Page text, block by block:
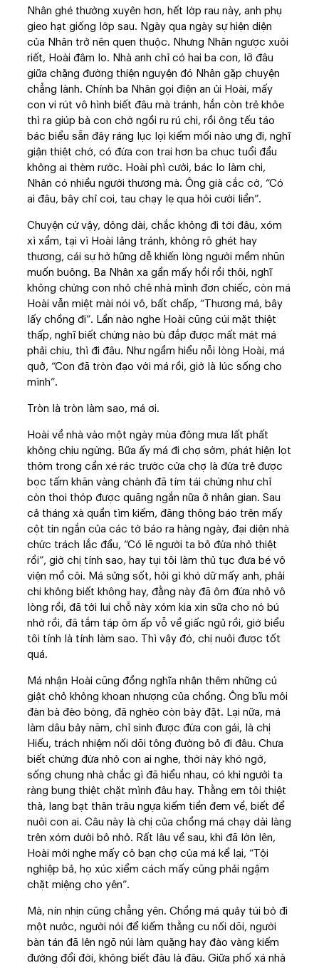
Nhân ghé thường xuyên hơn, hết lớp rau này, anh phụ
gieo hạt giống lớp sau. Ngày qua ngày sự hiện diện
của Nhân trở nên quen thuộc. Nhưng Nhân ngược xuôi
riết, Hoài đâm lo. Nhà anh chỉ có hai ba con, lỡ đâu
giữa chặng đường thiện nguyện đó Nhân gặp chuyện
chẳng lành. Chính ba Nhân gọi điện an ủi Hoài, mấy
con vi rút vô hình biết đâu mà tránh, hắn còn trẻ khỏe
thì ra giúp bà con chớ ngồi ru rú chi, rồi ông tếu táo
bác biểu sẵn đây ráng lục lọi kiếm mối nào ưng đi, nghĩ
giận thiệt chớ, có đứa con trai hơn ba chục tuổi đầu
không ai thèm rước. Hoài phì cười, bác lo làm chi,
Nhân có nhiều người thương mà. Ông già cắc cớ, “Có
ai đâu, bây chỉ coi, tau chạy lẹ qua hỏi cưới liền”.
Chuyện cứ vậy, dông dài, chắc không đi tới đâu, xóm
xì xầm, tại vì Hoài lảng tránh, không rõ ghét hay
thương, cái sự hờ hững dễ khiến lòng người mềm nhũn
muốn buông. Ba Nhân xa gần mấy hồi rồi thôi, nghĩ
không chừng con nhỏ chê nhà mình đơn chiếc, còn má
Hoài vẫn miệt mài nói vô, bất chấp, “Thương má, bây
lấy chồng đi”. Lần nào nghe Hoài cũng cúi mặt thiệt
thấp, nghĩ biết chừng nào bù đắp được mất mát má
phải chịu, thì đi đâu. Như ngầm hiểu nỗi lòng Hoài, má
quở, “Con đã tròn đạo với má rồi, giờ là lúc sống cho
mình”.
Tròn là tròn làm sao, má ơi.
Hoài về nhà vào một ngày mùa đông mưa lất phất
không chịu ngừng. Bữa ấy má đi chợ sớm, phát hiện lọt
thỏm trong cần xé rác trước cửa chợ là đứa trẻ được
bọc tấm khăn vàng chành đã tím tái chừng như chỉ
còn thoi thóp được quãng ngắn nữa ở nhân gian. Sau
cả tháng xà quần tìm kiếm, đăng thông báo trên mấy
cột tin ngắn của các tờ báo ra hàng ngày, đại diện nhà
chức trách lắc đầu, “Có lẽ người ta bỏ đứa nhỏ thiệt
rồi”, giờ chị tính sao, hay tụi tôi làm thủ tục đưa bé vô
viện mồ côi. Má sửng sốt, hỏi gì khó dữ mấy anh, phải
chi không biết không hay, đằng này đã ôm đứa nhỏ vô
lòng rồi, đã tới lui chỗ này xóm kia xin sữa cho nó bú
nhờ rồi, đã tắm táp ôm ấp vỗ về giấc ngủ rồi, giờ biểu
tôi tính là tính làm sao. Thì vậy đó, chị nuôi được tốt
quá.
Má nhận Hoài cũng đồng nghĩa nhận thêm những cú
giật chỏ không khoan nhượng của chồng. Ông bĩu môi
đàn bà đèo bòng, đã nghèo còn bày đặt. Lại nữa, má
làm dâu bảy năm, chỉ sinh được đứa con gái, là chị
Hiếu, trách nhiệm nối dõi tông đường bỏ đi đâu. Chưa
biết chừng đứa nhỏ con ai nghe, thời này khó ngờ,
sống chung nhà chắc gì đã hiểu nhau, có khi người ta
ràng bụng thiệt chặt mình đâu hay. Thằng em tôi thiệt
thà, lang bạt thân trâu ngựa kiếm tiền đem về, biết để
nuôi con ai. Câu này là chị của chồng má chạy dài làng
trên xóm dưới bỏ nhỏ. Rất lâu về sau, khi đã lớn lên,
Hoài mới nghe mấy cô bạn chợ của má kể lại, “Tội
nghiệp bả, họ xúc xiểm cách mấy cũng phải ngậm
chặt miệng cho yên”.
Mà, nín nhịn cũng chẳng yên. Chồng má quảy túi bỏ đi
một nước, người nói để kiếm thằng cu nối dõi, người
bàn tán đã lên ngõ núi làm quặng hay đào vàng kiếm
đường đổi đời, không biết đâu là đâu. Giữa phố xá nhà